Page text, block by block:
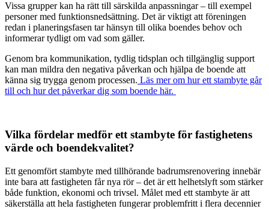
Vissa grupper kan ha rätt till särskilda anpassningar – till exempel
personer med funktionsnedsättning. Det är viktigt att föreningen
redan i planeringsfasen tar hänsyn till olika boendes behov och
informerar tydligt om vad som gäller.
Genom bra kommunikation, tydlig tidsplan och tillgänglig support
kan man mildra den negativa påverkan och hjälpa de boende att
känna sig trygga genom processen. Läs mer om hur ett stambyte går
till och hur det påverkar dig som boende här.
Vilka fördelar medför ett stambyte för fastighetens
värde och boendekvalitet?
Ett genomfört stambyte med tillhörande badrumsrenovering innebär
inte bara att fastigheten får nya rör – det är ett helhetslyft som stärker
både funktion, ekonomi och trivsel. Målet med ett stambyte är att
säkerställa att hela fastigheten fungerar problemfritt i flera decennier